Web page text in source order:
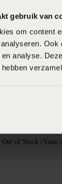
gebruik van
om content
analyse.
Out of Stock (Vaste